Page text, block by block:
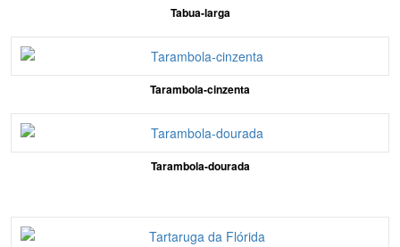
Tabua-larga
Tarambola-cinzenta
Tarambola-dourada